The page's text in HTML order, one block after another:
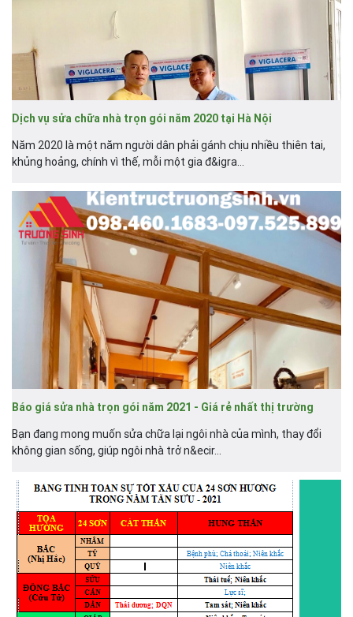
Dịch vụ sửa chữa nhà trọn gói năm 2020 tại Hà Nội
Năm 2020 là một năm người dân phải gánh chịu nhiều thiên tai,
khủng hoảng, chính vì thế, mỗi một gia đ&igra...
Báo giá sửa nhà trọn gói năm 2021 - Giá rẻ nhất thị trường
Bạn đang mong muốn sửa chữa lại ngôi nhà của mình, thay đổi
không gian sống, giúp ngôi nhà trở n&ecir...